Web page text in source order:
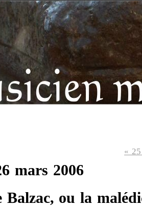
«
mars 2006
Balzac, ou la